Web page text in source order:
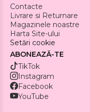
Contacte
Livrare si Returnare
Magazinele noastre
Harta Site-ului
Setări cookie
ABONEAZĂ-TE
TikTok
Instagram
Facebook
YouTube